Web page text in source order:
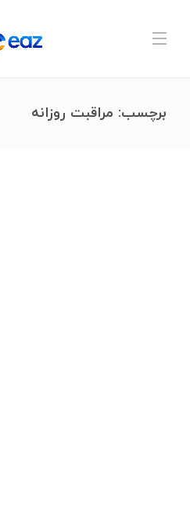
برچسب: مراقبت روزانه